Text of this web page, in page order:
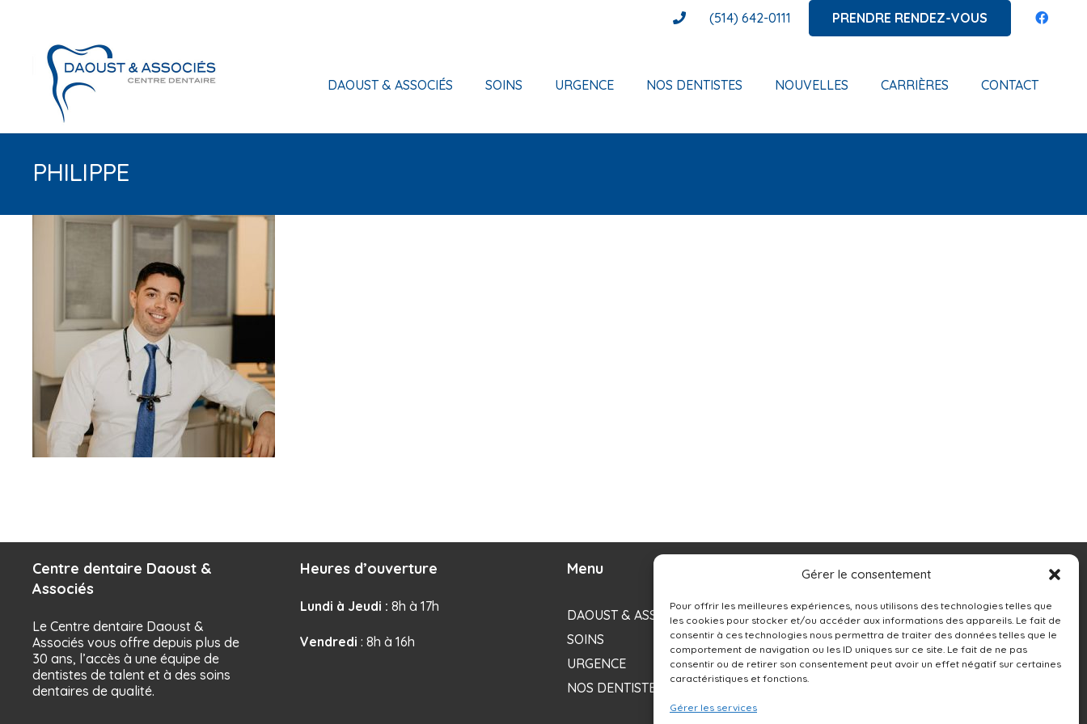
Gérer le consentement
Pour offrir les meilleures expériences, nous utilisons des technologies telles que
les cookies pour stocker et/ou accéder aux informations des appareils. Le fait de
consentir à ces technologies nous permettra de traiter des données telles que le
comportement de navigation ou les ID uniques sur ce site. Le fait de ne pas
consentir ou de retirer son consentement peut avoir un effet négatif sur certaines
caractéristiques et fonctions.
Gérer les services
(514) 642-0111 PRENDRE RENDEZ-VOUS
DAOUST & ASSOCIÉS SOINS URGENCE NOS DENTISTES NOUVELLES CARRIÈRES CONTACT
PHILIPPE
Centre dentaire Daoust &
Associés
Le Centre dentaire Daoust &
Associés vous offre depuis plus de
30 ans, l’accès à une équipe de
dentistes de talent et à des soins
dentaires de qualité.
Heures d’ouverture
Lundi à Jeudi : 8h à 17h
Vendredi : 8h à 16h
Menu
DAOUST & ASSOCIÉS
SOINS
URGENCE
NOS DENTISTES
Contacts
13250 rue Sherbrooke Est,
Montréal, QC H1A 4X9
514-642-0111